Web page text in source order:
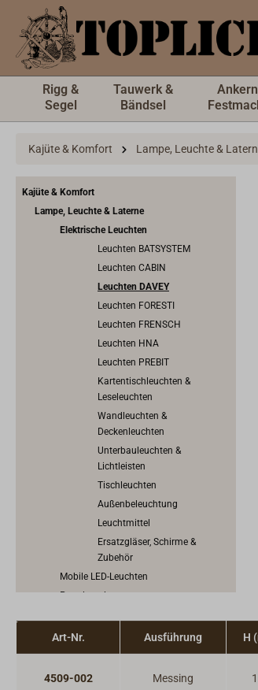
springen
Rigg &
Segel
Tauwerk &
Bändsel
Kajüte & Komfort Lampe, Leuchte &
Kajüte & Komfort
Lampe, Leuchte & Laterne
Elektrische Leuchten
Leuchten BATSYSTEM
Leuchten CABIN
Leuchten DAVEY
Leuchten FORESTI
Leuchten FRENSCH
Leuchten HNA
Leuchten PREBIT
Kartentischleuchten &
Leseleuchten
Wandleuchten &
Deckenleuchten
Unterbauleuchten &
Lichtleisten
Tischleuchten
Außenbeleuchtung
Leuchtmittel
Ersatzgläser, Schirme &
Zubehör
Mobile LED-Leuchten
Petroleumlampen
Traditionelle Positionslaternen
Uhren, Barometer & Instrumente
Art-Nr. Ausführung H
4509-002 Messing